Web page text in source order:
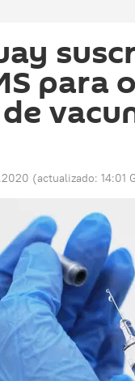
para
(actualizado: 14:01